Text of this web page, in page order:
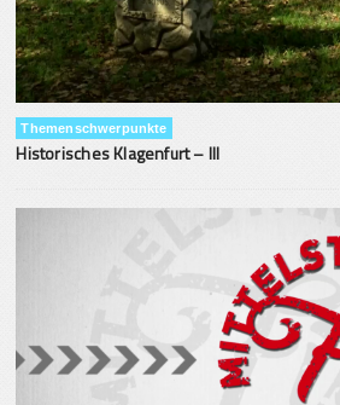
Themenschwerpunkte
Historisches Klagenfurt – III